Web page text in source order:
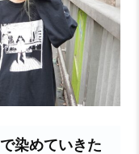
染めていきた